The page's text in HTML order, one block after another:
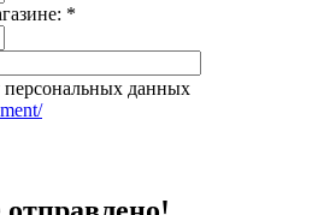
*
персональных данных